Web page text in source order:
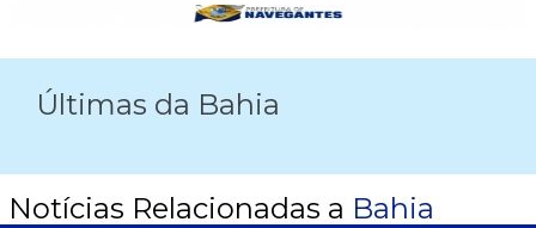
Últimas da Bahia
Notícias Relacionadas a Bahia